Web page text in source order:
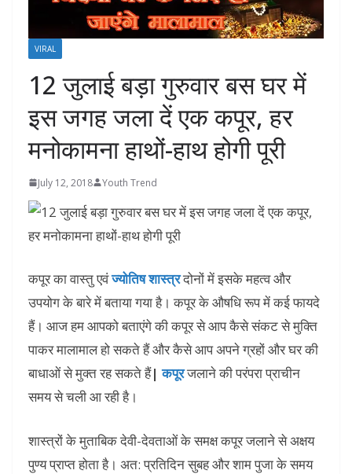
VIRAL
12 जुलाई बड़ा गुरुवार बस घर में
इस जगह जला दें एक कपूर, हर
मनोकामना हाथों-हाथ होगी पूरी
July 12, 2018 Youth Trend
कपूर का वास्तु एवंज्योतिष शास्त्रदोनों में इसके महत्व और
उपयोग के बारे में बताया गया है। कपूर के औषधि रूप में कई फायदे
हैं। आज हम आपको बताएंगे की कपूर से आप कैसे संकट से मुक्ति
पाकर मालामाल हो सकते हैं और कैसे आप अपने ग्रहों और घर की
बाधाओं से मुक्त रह सकते हैं| कपूरजलाने की परंपरा प्राचीन
समय से चली आ रही है।
शास्त्रों के मुताबिक देवी-देवताओं के समक्ष कपूर जलाने से अक्षय
पुण्य प्राप्त होता है। अत: प्रतिदिन सुबह और शाम पुजा के समय